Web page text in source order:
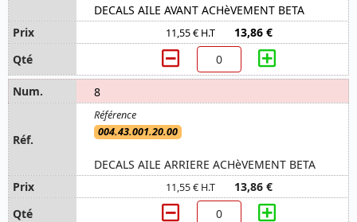
DECALS AILE AVANT ACHèVEMENT BETA
11,55 € H.T 13,86 €
8
004.43.001.20.00
DECALS AILE ARRIERE ACHèVEMENT BETA
11,55 € H.T 13,86 €